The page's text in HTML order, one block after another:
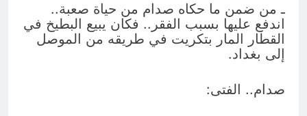
ـ من ضمن ما حكاه صدام من حياة صعبة..
اندفع عليها بسبب الفقر.. فكان يبيع البطيخ في
القطار المار بتكريت في طريقه من الموصل
إلى بغداد.
صدام.. الفتى: